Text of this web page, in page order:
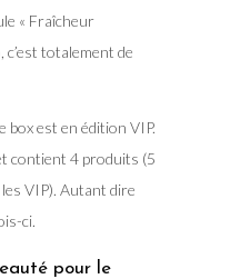
« Fraîcheur
c’est totalement de
box est en édition VIP.
contient 4 produits (5
VIP). Autant dire
ci.
pour le